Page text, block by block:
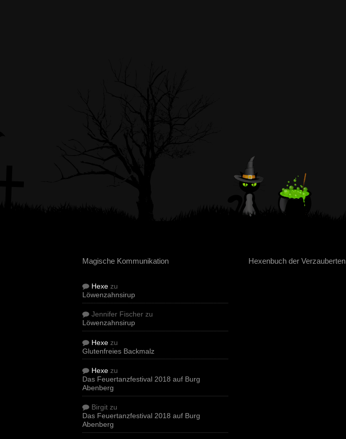
Magische Kommunikation
Hexe zu
Löwenzahnsirup
Jennifer Fischer zu
Löwenzahnsirup
Hexe zu
Glutenfreies Backmalz
Hexe zu
Das Feuertanzfestival 2018 auf Burg
Abenberg
Birgit zu
Das Feuertanzfestival 2018 auf Burg
Abenberg
Hexenbuch der Verzauberten